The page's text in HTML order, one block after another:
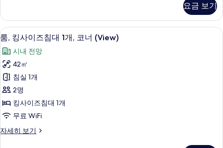
진
모
두
보
기
자
세
히
보
기
진
모
두
보
기
대
개,
금
연
(View)
자
세
히
보
기
요금 보기
룸,
킹
사
이
즈
침
대
개,
고급 침구, 오리/거위털 이불, 미니바,
5
룸, 킹사이즈침대 1개, 코너 (View)
시내 전망
42㎡
침실 1개
2명
킹사이즈침대 1개
무료 WiFi
자세히 보기
룸,